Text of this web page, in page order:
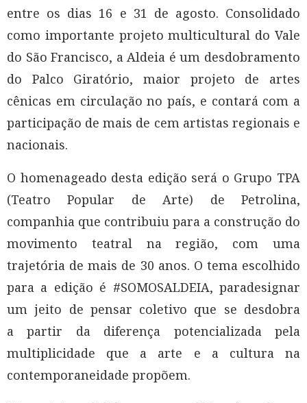
entre os dias 16 e 31 de agosto. Consolidado
como importante projeto multicultural do Vale
do São Francisco, a Aldeia é um desdobramento
do Palco Giratório, maior projeto de artes
cênicas em circulação no país, e contará com a
participação de mais de cem artistas regionais e
nacionais.
O homenageado desta edição será o Grupo TPA
(Teatro Popular de Arte) de Petrolina,
companhia que contribuiu para a construção do
movimento teatral na região, com uma
trajetória de mais de 30 anos. O tema escolhido
para a edição é #SOMOSALDEIA, paradesignar
um jeito de pensar coletivo que se desdobra
a partir da diferença potencializada pela
multiplicidade que a arte e a cultura na
contemporaneidade propõem.